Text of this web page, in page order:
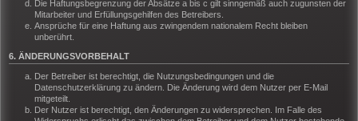
Die Haftungsbegrenzung der Absätze a bis c gilt sinngemäß auch zugunsten der
Mitarbeiter und Erfüllungsgehilfen des Betreibers.
Ansprüche für eine Haftung aus zwingendem nationalem Recht bleiben
unberührt.
6. ÄNDERUNGSVORBEHALT
Der Betreiber ist berechtigt, die Nutzungsbedingungen und die
Datenschutzerklärung zu ändern. Die Änderung wird dem Nutzer per E-Mail
mitgeteilt.
Der Nutzer ist berechtigt, den Änderungen zu widersprechen. Im Falle des